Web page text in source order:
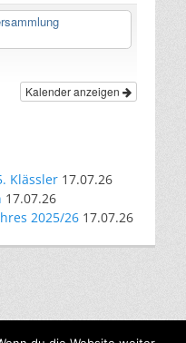
Kalender anzeigen
Klässler 17.07.26
17.07.26
2025/26 17.07.26